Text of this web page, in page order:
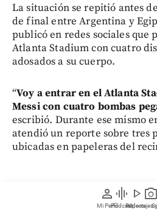
person
Mi Perfil
graphic_eq
Pódcast
play_arrow
Videos
photo_camera
Reportajes
La situación se repitió antes
de final entre Argentina y
publicó en redes sociales que
Atlanta Stadium con cuatro
adosados a su cuerpo.
“Voy a entrar en el Atlanta
Messi con cuatro bombas
escribió. Durante ese mismo
atendió un reporte sobre tres
ubicadas en papeleras del
Tras un rastreo con perros